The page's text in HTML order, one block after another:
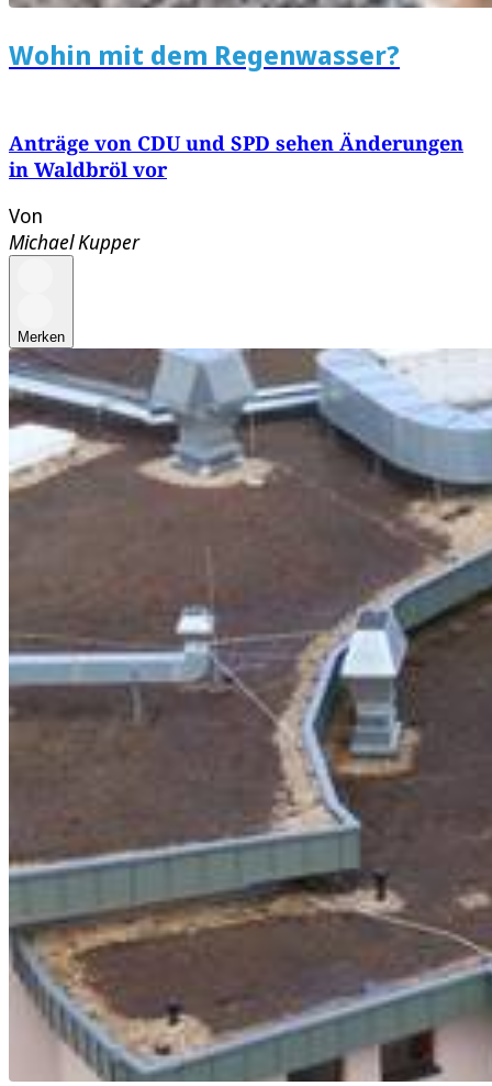
Wohin mit dem Regenwasser?
Anträge von CDU und SPD sehen Änderungen
in Waldbröl vor
Von
Michael Kupper
Merken